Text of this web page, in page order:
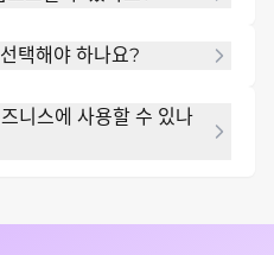
도록 브랜드 자산 또는 참
택해야 하나요?
사용을 위한 버전이 필요
있습니다.
니스에 사용할 수 있나